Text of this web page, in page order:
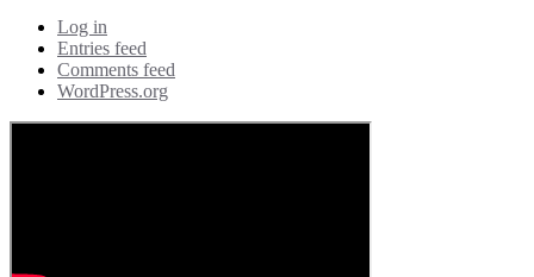
Log in
Entries feed
Comments feed
WordPress.org